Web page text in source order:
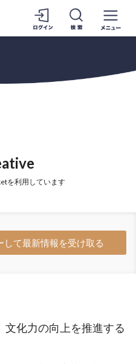
を利用しています
して最新情報を受け取る
化力の向上を推進する